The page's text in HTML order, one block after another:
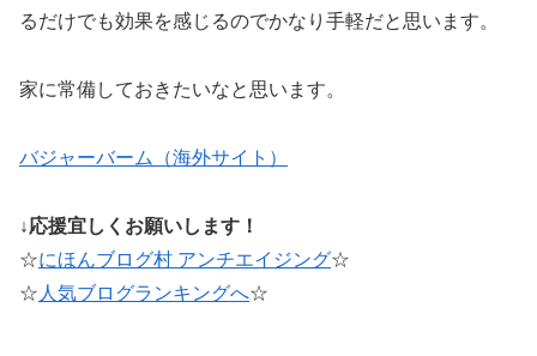
るだけでも効果を感じるのでかなり手軽だと思います。
家に常備しておきたいなと思います。
バジャーバーム（海外サイト）
↓応援宜しくお願いします！
☆にほんブログ村 アンチエイジング☆
☆ 人気ブログランキングへ☆